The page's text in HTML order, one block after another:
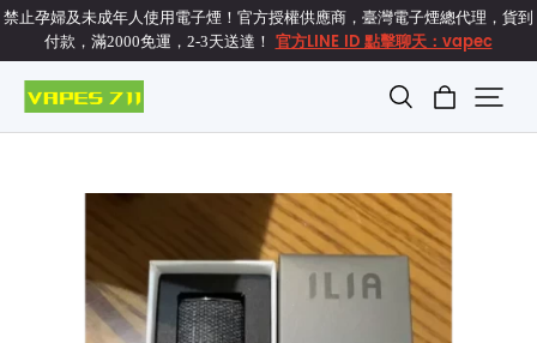
禁止孕婦及未成年人使用電子煙！官方授權供應商，臺灣電子煙總代理，貨到
付款，滿2000免運，2-3天送達！ 官方LINE ID 點擊聊天：vapec